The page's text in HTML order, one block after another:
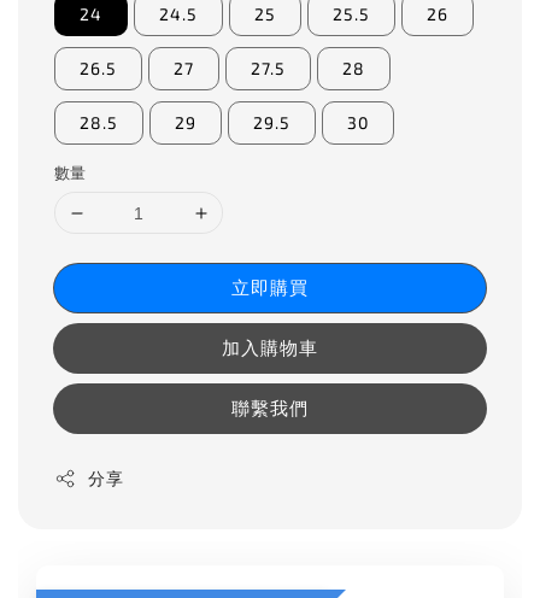
24 24.5 25 25.5 26
26.5 27 27.5 28
28.5 29 29.5 30
數量
立即購買
加入購物車
聯繫我們
分享